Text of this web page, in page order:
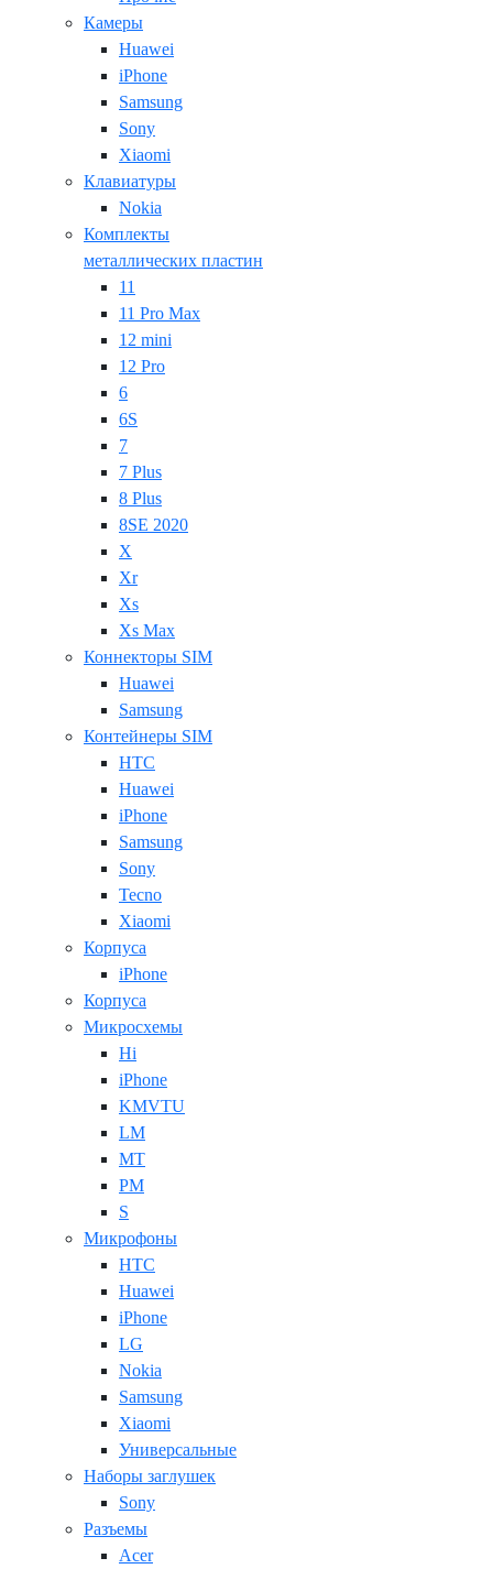
Камеры
Huawei
iPhone
Samsung
Sony
Xiaomi
Клавиатуры
Nokia
Комплекты
металлических пластин
11
11 Pro Max
12 mini
12 Pro
6
6S
7
7 Plus
8 Plus
8SE 2020
X
Xr
Xs
Xs Max
Коннекторы SIM
Huawei
Samsung
Контейнеры SIM
HTC
Huawei
iPhone
Samsung
Sony
Tecno
Xiaomi
Корпуса
iPhone
Корпуса
Микросхемы
Hi
iPhone
KMVTU
LM
MT
PM
S
Микрофоны
HTC
Huawei
iPhone
LG
Nokia
Samsung
Xiaomi
Универсальные
Наборы заглушек
Sony
Разъемы
Acer